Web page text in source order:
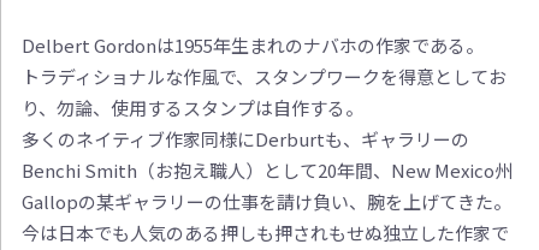
Delbert Gordonは1955年生まれのナバホの作家である。
トラディショナルな作風で、スタンプワークを得意としてお
り、勿論、使用するスタンプは自作する。
多くのネイティブ作家同様にDerburtも、ギャラリーの
Benchi Smith（お抱え職人）として20年間、New Mexico州
Gallopの某ギャラリーの仕事を請け負い、腕を上げてきた。
今は日本でも人気のある押しも押されもせぬ独立した作家で